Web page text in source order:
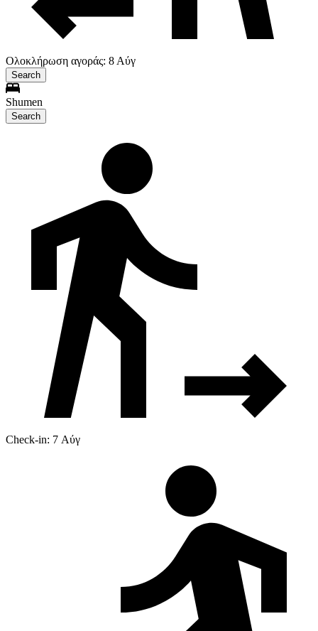
Ολοκλήρωση αγοράς: 8 Αύγ
Search
Shumen
Search
Check-in: 7 Αύγ